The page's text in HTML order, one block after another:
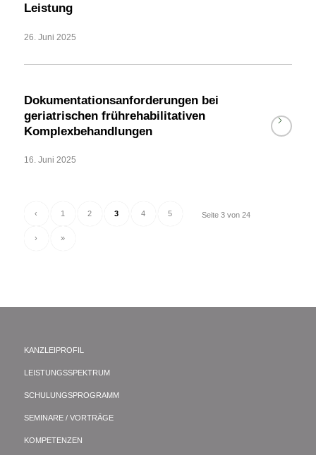
Leistung
26. Juni 2025
Dokumentationsanforderungen bei
geriatrischen frührehabilitativen
Komplexbehandlungen
16. Juni 2025
Seite 3 von 24
‹ 1 2 3 4 5
› »
KANZLEIPROFIL
LEISTUNGSSPEKTRUM
SCHULUNGSPROGRAMM
SEMINARE / VORTRÄGE
KOMPETENZEN